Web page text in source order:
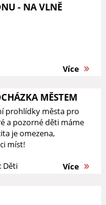
- NA VLNĚ
Více
MĚSTEM
prohlídky města pro
a pozorné děti máme
je omezena,
míst!
Děti Více